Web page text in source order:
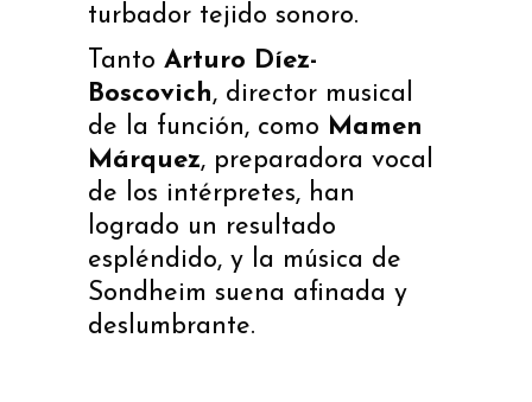
turbador tejido sonoro.
Tanto Arturo Díez-
Boscovich, director musical
de la función, como Mamen
Márquez, preparadora vocal
de los intérpretes, han
logrado un resultado
espléndido, y la música de
Sondheim suena afinada y
deslumbrante.